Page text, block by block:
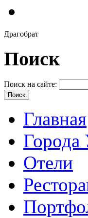
Драгобрат
Поиск
Поиск на сайте:
Главная
Отели